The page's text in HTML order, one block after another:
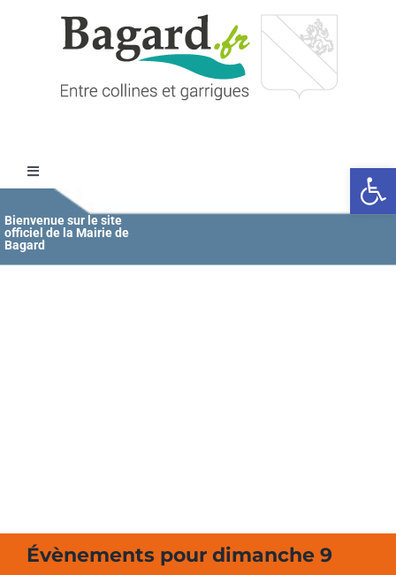
Ouvrir
Toggle
Navigation
Accueil
Bienvenue sur le site
officiel de la Mairie de
Bagard
Évènements pour dimanche 9